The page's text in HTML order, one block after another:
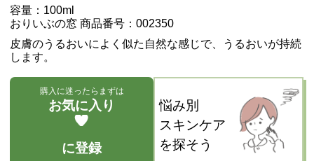
容量：100ml
おりいぶの窓 商品番号：002350
皮膚のうるおいによく似た自然な感じで、うるおいが持続
します。
購入に迷ったらまずは
お気に入り
に登録
悩み別
スキンケア
を探そう